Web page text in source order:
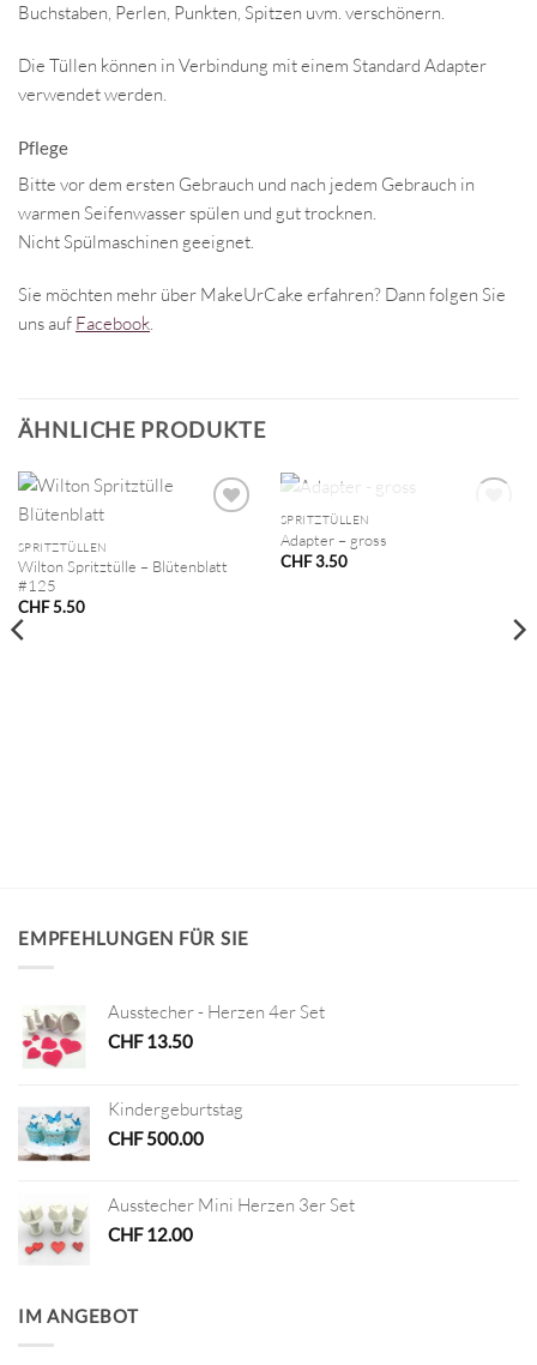
Buchstaben, Perlen, Punkten, Spitzen uvm. verschönern.
Die Tüllen können in Verbindung mit einem Standard Adapter
verwendet werden.
Pflege
Bitte vor dem ersten Gebrauch und nach jedem Gebrauch in
warmen Seifenwasser spülen und gut trocknen.
Nicht Spülmaschinen geeignet.
Sie möchten mehr über MakeUrCake erfahren? Dann folgen Sie
uns auf Facebook.
ÄHNLICHE PRODUKTE
SPRITZTÜLLEN
Wilton Spritztülle – Blütenblatt
#125
CHF5.50
NICHT VORRÄTIG
SPRITZTÜLLEN
Adapter – gross
CHF3.50
EMPFEHLUNGEN FÜR SIE
Ausstecher - Herzen 4er Set
CHF13.50
Kindergeburtstag
CHF500.00
Ausstecher Mini Herzen 3er Set
CHF12.00
IM ANGEBOT